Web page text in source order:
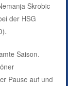
Skrobic
der HSG
Saison.
Pause auf und